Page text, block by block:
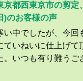
京都西東京市の剪定
)のお客様の声
い中でしたが、今回
ていねいに仕上げて
。いつも有り難うご